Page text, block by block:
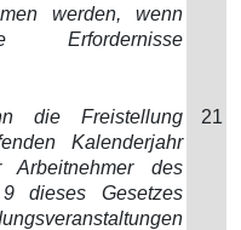
werden, wenn
Erfordernisse
die Freistellung
Kalenderjahr
des
dieses Gesetzes
21